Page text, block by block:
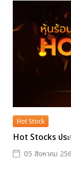
Hot Stock
Hot Stocks ปร
05 สิงหาคม